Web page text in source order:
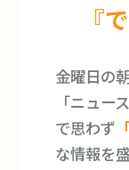
『
金曜日の
「ニュー
で思わず
な情報を